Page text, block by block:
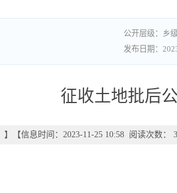
乡级
征收土地批后
】 【信息时间：2023-11-25 10:58 阅读次数：